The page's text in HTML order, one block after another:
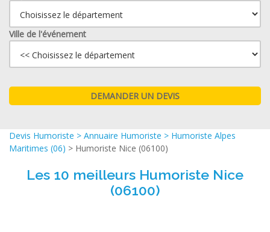
Ville de l'événement
Devis Humoriste > Annuaire Humoriste > Humoriste Alpes
Maritimes (06) > Humoriste Nice (06100)
Les 10 meilleurs Humoriste Nice
(06100)